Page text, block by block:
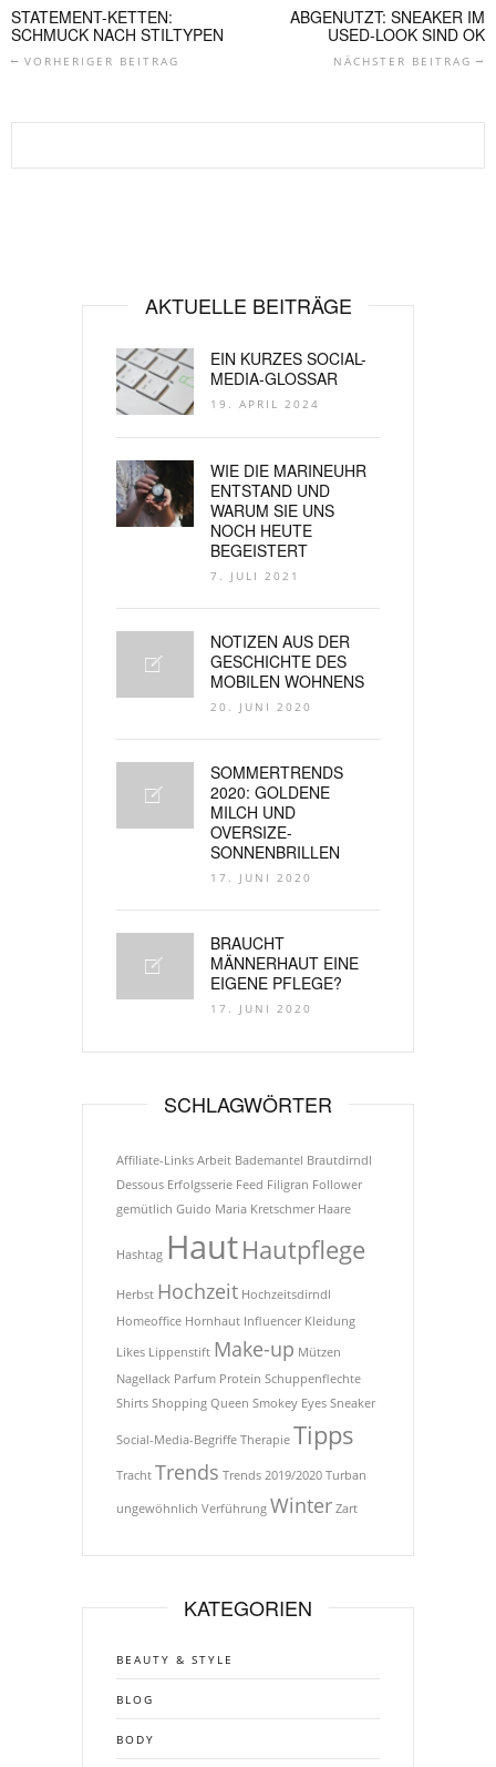
STATEMENT-KETTEN:
SCHMUCK NACH STILTYPEN
VORHERIGER BEITRAG
ABGENUTZT: SNEAKER IM
USED-LOOK SIND OK
NÄCHSTER BEITRAG
AKTUELLE BEITRÄGE
EIN KURZES SOCIAL-
MEDIA-GLOSSAR
19. APRIL 2024
WIE DIE MARINEUHR
ENTSTAND UND
WARUM SIE UNS
NOCH HEUTE
BEGEISTERT
7. JULI 2021
NOTIZEN AUS DER
GESCHICHTE DES
MOBILEN WOHNENS
20. JUNI 2020
SOMMERTRENDS
2020: GOLDENE
MILCH UND
OVERSIZE-
SONNENBRILLEN
17. JUNI 2020
BRAUCHT
MÄNNERHAUT EINE
EIGENE PFLEGE?
17. JUNI 2020
SCHLAGWÖRTER
Affiliate-Links Arbeit Bademantel Brautdirndl
Dessous Erfolgsserie Feed Filigran Follower
gemütlich Guido Maria Kretschmer Haare
Hashtag HautHautpflege
Herbst Hochzeit Hochzeitsdirndl
Homeoffice Hornhaut Influencer Kleidung
Likes Lippenstift Make-up Mützen
Nagellack Parfum Protein Schuppenflechte
Shirts Shopping Queen Smokey Eyes Sneaker
Social-Media-Begriffe Therapie Tipps
Tracht Trends Trends 2019/2020 Turban
ungewöhnlich Verführung Winter Zart
KATEGORIEN
BEAUTY & STYLE
BLOG
BODY